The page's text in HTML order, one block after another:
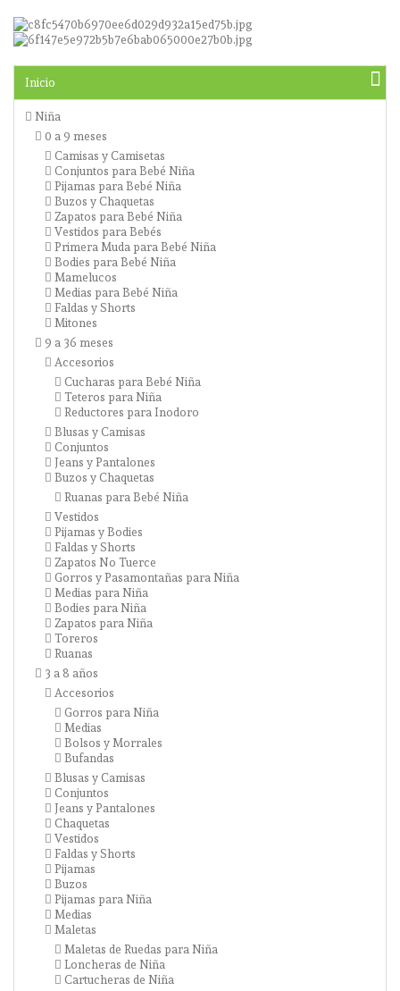
Inicio
Niña
0 a 9 meses
Camisas y Camisetas
Conjuntos para Bebé Niña
Pijamas para Bebé Niña
Buzos y Chaquetas
Zapatos para Bebé Niña
Vestidos para Bebés
Primera Muda para Bebé Niña
Bodies para Bebé Niña
Mamelucos
Medias para Bebé Niña
Faldas y Shorts
Mitones
9 a 36 meses
Accesorios
Cucharas para Bebé Niña
Teteros para Niña
Reductores para Inodoro
Blusas y Camisas
Conjuntos
Jeans y Pantalones
Buzos y Chaquetas
Ruanas para Bebé Niña
Vestidos
Pijamas y Bodies
Faldas y Shorts
Zapatos No Tuerce
Gorros y Pasamontañas para Niña
Medias para Niña
Bodies para Niña
Zapatos para Niña
Toreros
Ruanas
3 a 8 años
Accesorios
Gorros para Niña
Medias
Bolsos y Morrales
Bufandas
Blusas y Camisas
Conjuntos
Jeans y Pantalones
Chaquetas
Vestidos
Faldas y Shorts
Pijamas
Buzos
Pijamas para Niña
Medias
Maletas
Maletas de Ruedas para Niña
Loncheras de Niña
Cartucheras de Niña